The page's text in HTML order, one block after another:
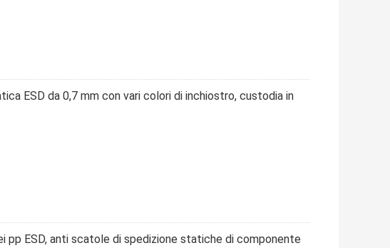
ESD da 0,7 mm con vari colori di inchiostro, custodia in
pp ESD, anti scatole di spedizione statiche di componente